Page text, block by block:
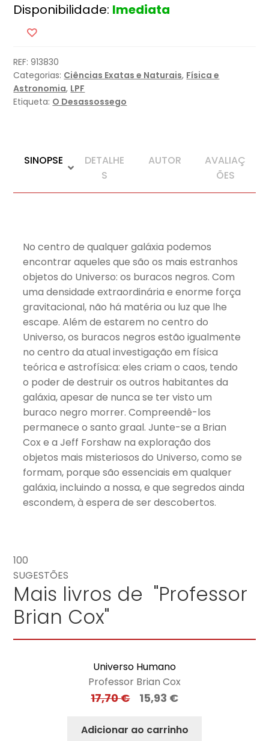
Negros
Disponibilidade: Imediata
REF:913830
Categorias: Ciências Exatas e Naturais, Física e
Astronomia, LPF
Etiqueta: O Desassossego
SINOPSE
DETALHE
S
AUTOR
AVALIAÇ
ÕES
No centro de qualquer galáxia podemos
encontrar aqueles que são os mais estranhos
objetos do Universo: os buracos negros. Com
uma densidade extraordinária e enorme força
gravitacional, não há matéria ou luz que lhe
escape. Além de estarem no centro do
Universo, os buracos negros estão igualmente
no centro da atual investigação em física
teórica e astrofísica: eles criam o caos, tendo
o poder de destruir os outros habitantes da
galáxia, apesar de nunca se ter visto um
buraco negro morrer. Compreendê-los
permanece o santo graal. Junte-se a Brian
Cox e a Jeff Forshaw na exploração dos
objetos mais misteriosos do Universo, como se
formam, porque são essenciais em qualquer
galáxia, incluindo a nossa, e que segredos ainda
escondem, à espera de ser descobertos.
100
SUGESTÕES
Mais livros de "Professor
Brian Cox"
Universo Humano
Professor Brian Cox
17,70€ 15,93 €
Adicionar ao carrinho